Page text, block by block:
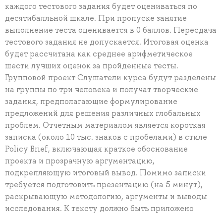
каждого тестового задания будет оцениваться по
десятибалльной шкале. При пропуске занятие
выполнение теста оценивается в 0 баллов. Пересдача
тестового задания не допускается. Итоговая оценка
будет рассчитана как среднее арифметическое
шести лучших оценок за пройденные тесты.
Групповой проект Слушатели курса будут разделены
на группы по три человека и получат творческие
задания, предполагающие формулирование
предложений для решения различных глобальных
проблем. Отчетным материалом является короткая
записка (около 10 тыс. знаков с пробелами) в стиле
Policy Brief, включающая краткое обоснование
проекта и прозрачную аргументацию,
подкрепляющую итоговый вывод. Помимо записки
требуется подготовить презентацию (на 5 минут),
раскрывающую методологию, аргументы и выводы
исследования. К тексту должно быть приложено